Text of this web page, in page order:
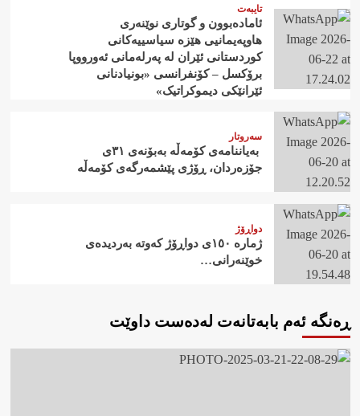
تایبەت
ئامادەبوون و گوتاری نوێنەری
هاوپەیمانیی هێزە سیاسییەکانی
کوردستانی ئێران لە پەرلەمانی ئەورووپا
برۆکسل – کۆنفرانسی «بونیادنانی
ئێرانێکی دیموکراتیک»
سەروتار
‍ بەیاننامەی کۆمەڵە بەبۆنەی ٣١ی
جۆزەردان، ڕۆژی پێشمەرگەی کۆمەڵە
دواڕۆژ
ژمارە ١٥٠ی دواڕۆژ کەوتە بەردیدەی
خوێنەرانی…
ڕەنگە ئەم بابەتانەت لەدەست داوێت